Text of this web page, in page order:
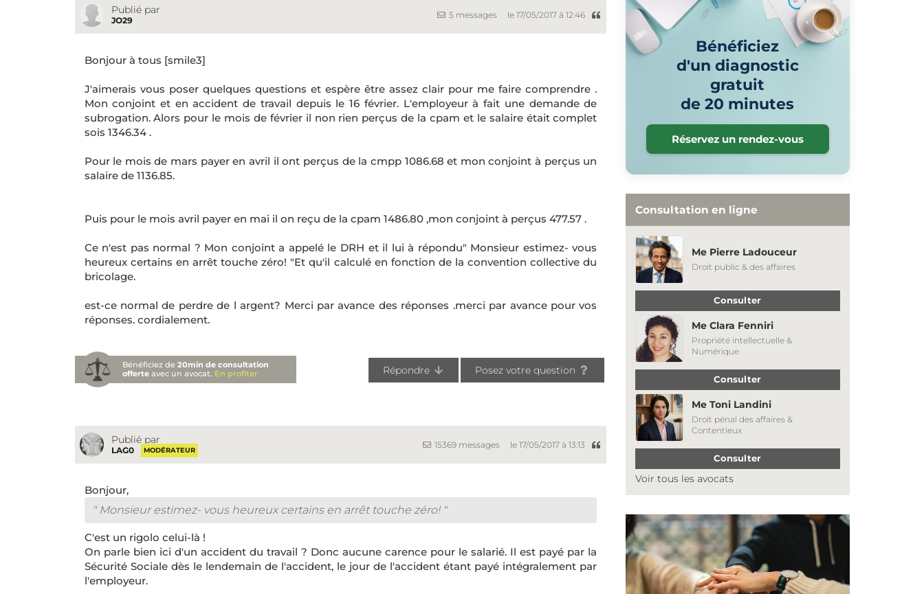
Publié par
JO29
5 messages le 17/05/2017 à 12:46
Bonjour à tous [smile3]
J'aimerais vous poser quelques questions et espère être assez clair pour me faire comprendre .
Mon conjoint et en accident de travail depuis le 16 février. L'employeur à fait une demande de
subrogation. Alors pour le mois de février il non rien perçus de la cpam et le salaire était complet
sois 1346.34 .
Pour le mois de mars payer en avril il ont perçus de la cmpp 1086.68 et mon conjoint à perçus un
salaire de 1136.85.
Puis pour le mois avril payer en mai il on reçu de la cpam 1486.80 ,mon conjoint à perçus 477.57 .
Ce n'est pas normal ? Mon conjoint a appelé le DRH et il lui à répondu" Monsieur estimez- vous
heureux certains en arrêt touche zéro! "Et qu'il calculé en fonction de la convention collective du
bricolage.
est-ce normal de perdre de l argent? Merci par avance des réponses .merci par avance pour vos
réponses. cordialement.
Bénéficiez de20min de consultation
offerte avec un avocat. En profiter Répondre Posez votre question
Publié par
LAG0 MODÉRATEUR
15369 messages le 17/05/2017 à 13:13
Bonjour,
" Monsieur estimez- vous heureux certains en arrêt touche zéro! "
C'est un rigolo celui-là !
On parle bien ici d'un accident du travail ? Donc aucune carence pour le salarié. Il est payé par la
Sécurité Sociale dès le lendemain de l'accident, le jour de l'accident étant payé intégralement par
l'employeur.
Bénéficiez
d'un diagnostic
gratuit
de 20 minutes
Réservez un rendez-vous
Consultation en ligne
Me Pierre Ladouceur
Droit public & des affaires
Consulter
Me Clara Fenniri
Propriété intellectuelle &
Numérique
Consulter
Me Toni Landini
Droit pénal des affaires &
Contentieux
Consulter
Voir tous les avocats